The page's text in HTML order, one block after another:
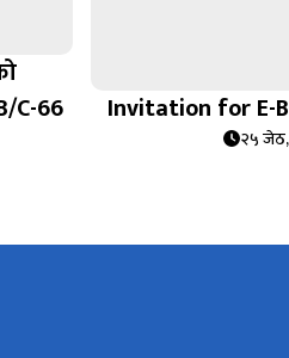
C-66
Invitation for E-
२५